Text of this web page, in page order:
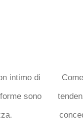
intimo di
sono